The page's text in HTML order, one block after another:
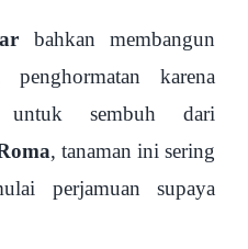
bahkan membangun
karena
untuk sembuh dari
, tanaman ini sering
perjamuan supaya